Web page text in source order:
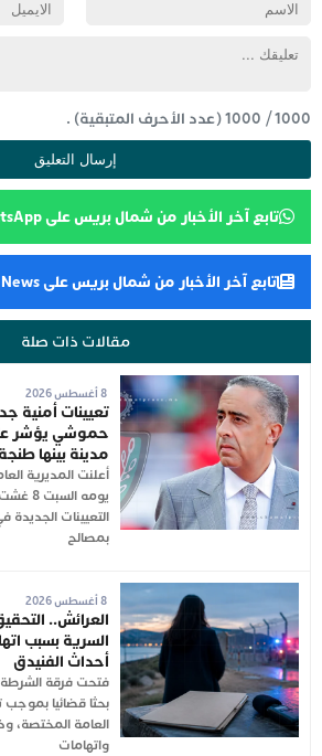
1000
/
1000(عدد الأحرف المتبقية) .
تابع آخر الأخبار من شمال بريس على WhatsApp
تابع آخر الأخبار من شمال بريس على Google News
مقالات ذات صلة
8 أغسطس 2026
تعيينات أمنية
مدينة بينها
أعلنت المديرية
التعيينات
بمصالح
8 أغسطس 2026
العرائش..
السرية بسبب
أحداث الفنيدق
فتحت فرقة الشرطة
بحثا قضائيا بموجب
العامة المختصة،
واتهامات